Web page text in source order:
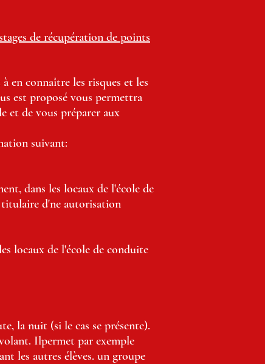
stages de récupération de points
en connaître les risques et les
est proposé vous permettra
et de vous préparer aux
suivant:
dans les locaux de l'école de
titulaire d'ne autorisation
locaux de l'école de conduite
la nuit (si le cas se présente).
Ilpermet par exemple
les autres élèves. un groupe